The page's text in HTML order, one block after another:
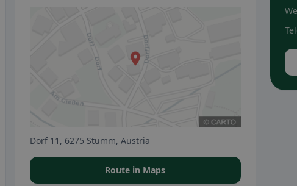
Dorf 11, 6275 Stumm, Austria
Route in Maps